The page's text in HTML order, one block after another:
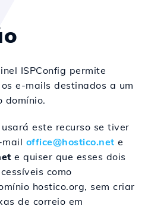
ISPConfig permite
e-mails destinados a um
domínio.
este recurso se tiver
mail office@hostico.net e
e quiser que esses dois
como
hostico.org, sem criar
de correio em